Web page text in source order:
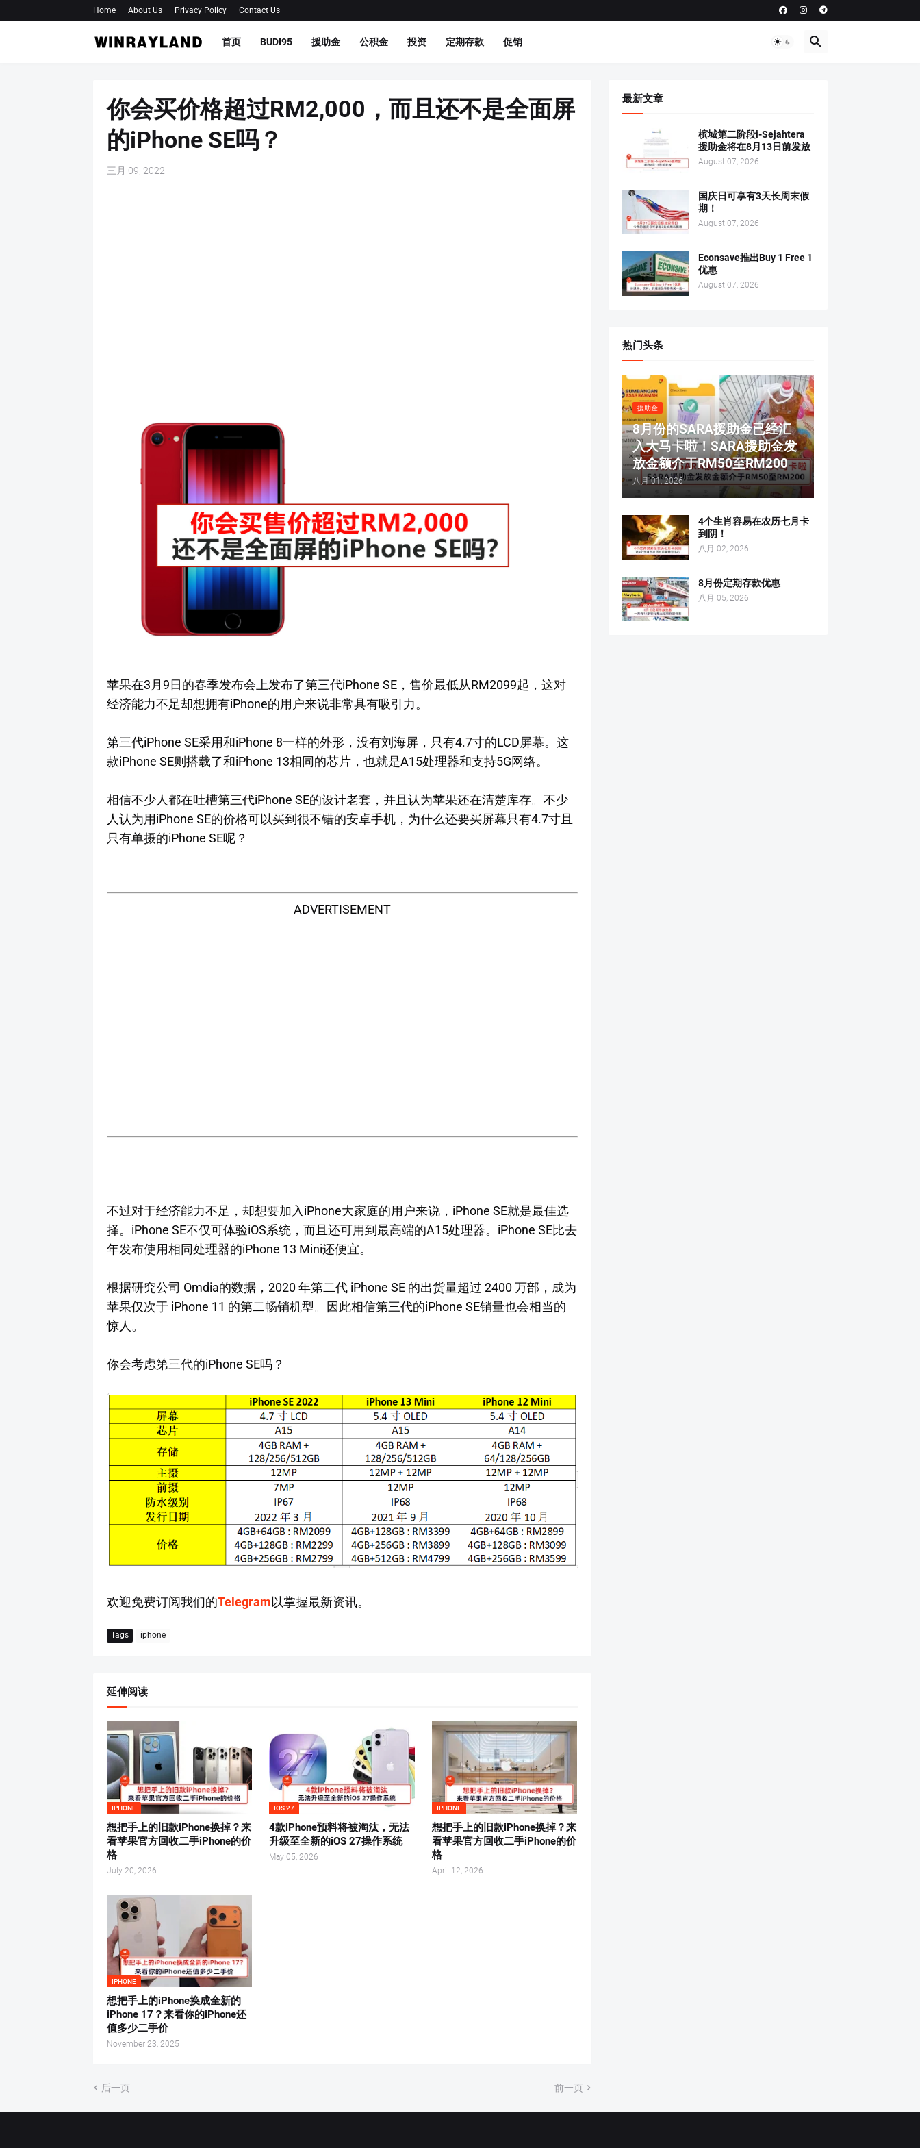
Home About Us Privacy Policy Contact Us
首页 BUDI95 援助金 公积金 投资 定期存款 促销
你会买价格超过RM2,000，而且还不是全面屏
的iPhone SE吗？
三月 09, 2022
苹果在3月9日的春季发布会上发布了第三代iPhone SE，售价最低从RM2099起，这对
经济能力不足却想拥有iPhone的用户来说非常具有吸引力。
第三代iPhone SE采用和iPhone 8一样的外形，没有刘海屏，只有4.7寸的LCD屏幕。这
款iPhone SE则搭载了和iPhone 13相同的芯片，也就是A15处理器和支持5G网络。
相信不少人都在吐槽第三代iPhone SE的设计老套，并且认为苹果还在清楚库存。不少
人认为用iPhone SE的价格可以买到很不错的安卓手机，为什么还要买屏幕只有4.7寸且
只有单摄的iPhone SE呢？
ADVERTISEMENT
不过对于经济能力不足，却想要加入iPhone大家庭的用户来说，iPhone SE就是最佳选
择。iPhone SE不仅可体验iOS系统，而且还可用到最高端的A15处理器。iPhone SE比去
年发布使用相同处理器的iPhone 13 Mini还便宜。
根据研究公司 Omdia的数据，2020 年第二代 iPhone SE 的出货量超过 2400 万部，成为
苹果仅次于 iPhone 11 的第二畅销机型。因此相信第三代的iPhone SE销量也会相当的
惊人。
你会考虑第三代的iPhone SE吗？
欢迎免费订阅我们的Telegram以掌握最新资讯。
Tags iphone
延伸阅读
IPHONE
想把手上的旧款iPhone换掉？来
看苹果官方回收二手iPhone的价
格
July 20, 2026
IOS 27
4款iPhone预料将被淘汰，无法
升级至全新的iOS 27操作系统
May 05, 2026
IPHONE
想把手上的旧款iPhone换掉？来
看苹果官方回收二手iPhone的价
格
April 12, 2026
IPHONE
想把手上的iPhone换成全新的
iPhone 17？来看你的iPhone还
值多少二手价
November 23, 2025
后一页 前一页
最新文章
槟城第二阶段i-Sejahtera
援助金将在8月13日前发放
August 07, 2026
国庆日可享有3天长周末假
期！
August 07, 2026
Econsave推出Buy 1 Free 1
优惠
August 07, 2026
热门头条
援助金
8月份的SARA援助金已经汇
入大马卡啦！SARA援助金发
放金额介于RM50至RM200
八月 01, 2026
4个生肖容易在农历七月卡
到阴！
八月 02, 2026
8月份定期存款优惠
八月 05, 2026